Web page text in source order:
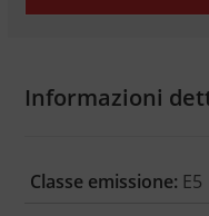
Informazioni
Classe emissione: E5